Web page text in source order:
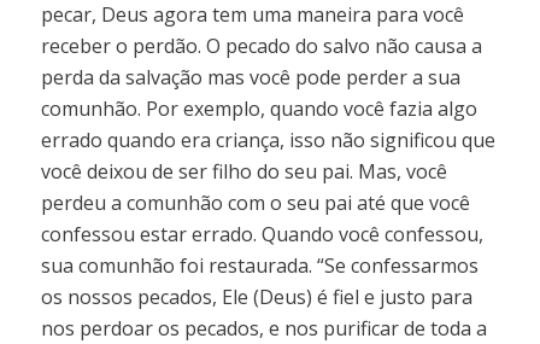
pecar, Deus agora tem uma maneira para você
receber o perdão. O pecado do salvo não causa a
perda da salvação mas você pode perder a sua
comunhão. Por exemplo, quando você fazia algo
errado quando era criança, isso não significou que
você deixou de ser filho do seu pai. Mas, você
perdeu a comunhão com o seu pai até que você
confessou estar errado. Quando você confessou,
sua comunhão foi restaurada. “Se confessarmos
os nossos pecados, Ele (Deus) é fiel e justo para
nos perdoar os pecados, e nos purificar de toda a